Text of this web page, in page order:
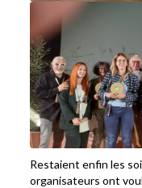
Restaient enfin les
organisateurs ont